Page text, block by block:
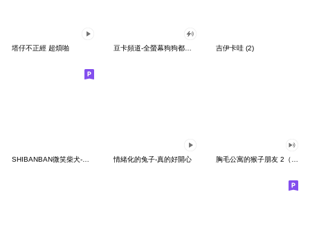
塔仔不正經 超煩啪 吉伊卡哇 (2)
SHIBANBAN微笑柴犬-廢柴寶寶日常 情緒化的兔子-真的好開心 胸毛公寓的猴子朋友 2（有聲動態）